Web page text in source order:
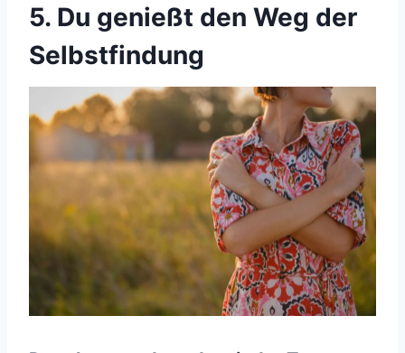
5. Du genießt den Weg der
Selbstfindung